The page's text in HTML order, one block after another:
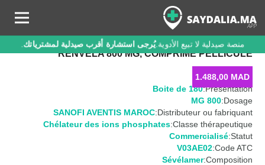
منصة صيدلية لا تبيع الأدوية.يُرجى استشارة أقرب صيدلية لمشترياتك.
RENVELA 800 MG, COMPRIMÉ PELLICULÉ
1.488,00 MAD
Présentation:
Boite de 180
Dosage:
800 MG
Distributeur ou fabriquant:
SANOFI AVENTIS MAROC
Classe thérapeutique:
Chélateur des ions phosphates
Statut:
Commercialisé
Code ATC:
V03AE02
Composition:
Sévélamer